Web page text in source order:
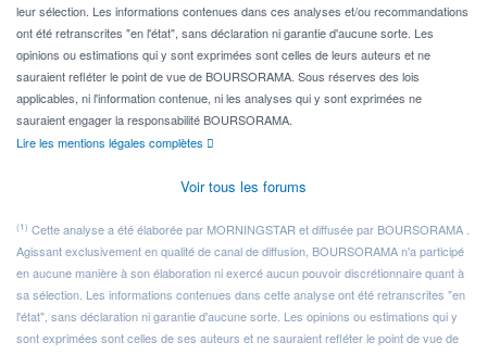
leur sélection. Les informations contenues dans ces analyses et/ou recommandations
ont été retranscrites "en l'état", sans déclaration ni garantie d'aucune sorte. Les
opinions ou estimations qui y sont exprimées sont celles de leurs auteurs et ne
sauraient refléter le point de vue de BOURSORAMA. Sous réserves des lois
applicables, ni l'information contenue, ni les analyses qui y sont exprimées ne
sauraient engager la responsabilité BOURSORAMA.
Lire les mentions légales complètes
Voir tous les forums
(1) Cette analyse a été élaborée par MORNINGSTAR et diffusée par BOURSORAMA .
Agissant exclusivement en qualité de canal de diffusion, BOURSORAMA n'a participé
en aucune manière à son élaboration ni exercé aucun pouvoir discrétionnaire quant à
sa sélection. Les informations contenues dans cette analyse ont été retranscrites "en
l'état", sans déclaration ni garantie d'aucune sorte. Les opinions ou estimations qui y
sont exprimées sont celles de ses auteurs et ne sauraient refléter le point de vue de